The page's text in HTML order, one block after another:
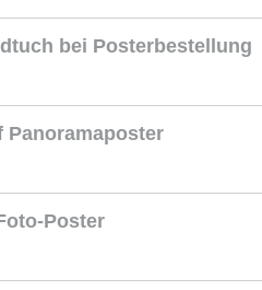
bei Posterbestellung
Panoramaposter
Poster